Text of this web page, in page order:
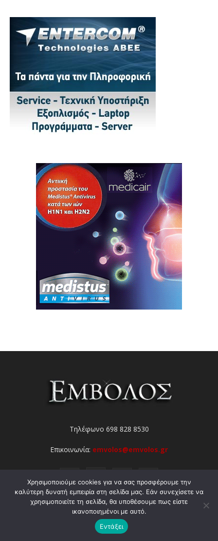
Τηλέφωνο 698 828 8530
Επικοινωνία: emvolos@emvolos.gr
Καθημερινή ενημέρωση χωρίς υπερβολές
Χρησιμοποιούμε cookies για να σας προσφέρουμε την
καλύτερη δυνατή εμπειρία στη σελίδα μας. Εάν συνεχίσετε να
χρησιμοποιείτε τη σελίδα, θα υποθέσουμε πως είστε
ικανοποιημένοι με αυτό.
Εντάξει